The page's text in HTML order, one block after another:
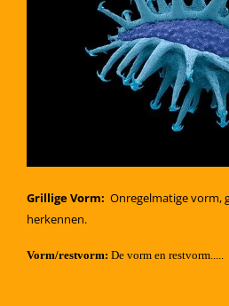
Grillige Vorm: Onregelmatige vorm,
herkennen.
Vorm/restvorm: De vorm en restvorm.....